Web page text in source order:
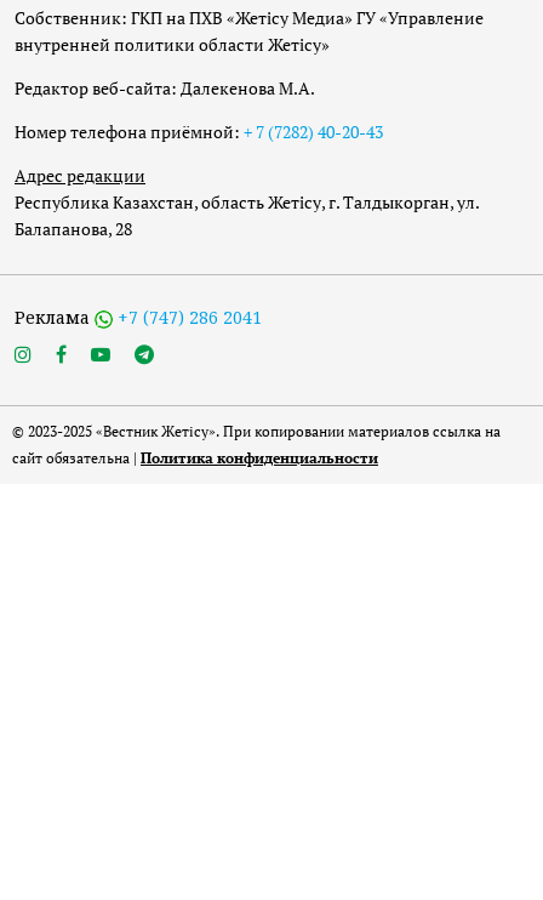
Собственник: ГКП на ПХВ «Жетісу Медиа» ГУ «Управление
внутренней политики области Жетісу»
Редактор веб-сайта: Далекенова М.А.
Номер телефона приёмной: + 7 (7282) 40-20-43
Адрес редакции
Республика Казахстан, область Жетісу, г. Талдыкорган, ул.
Балапанова, 28
Реклама +7 (747) 286 2041
© 2023-2025 «Вестник Жетісу». При копировании материалов ссылка на
сайт обязательна | Политика конфиденциальности